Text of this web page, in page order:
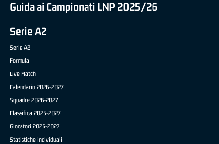
Guida ai Campionati LNP 2025/26
Serie A2
Serie A2
Formula
Live Match
Calendario 2026-2027
Squadre 2026-2027
Classifica 2026-2027
Giocatori 2026-2027
Statistiche individuali